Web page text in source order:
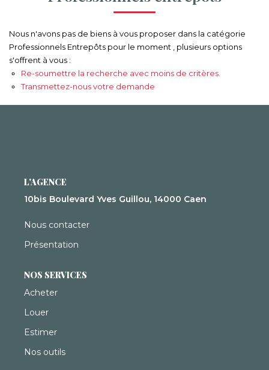
BUREAUX ET COMMERCES
IMMOBILIER NEUF
NOS SERVICES
Syndic De Copropriété
Qui Sommes-Nous ?
Sélectionnez...
Budget max Plus de critères
Créer une alerte
Nous n'avons pas de biens à vous proposer dans la catégorie
Professionnels Entrepôts pour le moment , plusieurs options
s'offrent à vous :
Re-soumettre la recherche avec moins de critères.
Transmettez-nous votre demande
L'AGENCE
10bis Boulevard Yves Guillou, 14000 Caen
Nous contacter
Présentation
NOS SERVICES
Acheter
Louer
Estimer
Nos outils